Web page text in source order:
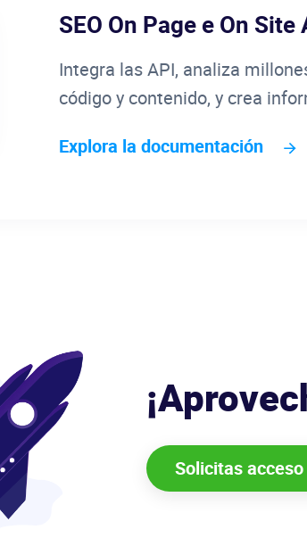
SEO On Page e On Site
Integra las API, analiza
código y contenido, y crea
Explora la documentación
Solicitas